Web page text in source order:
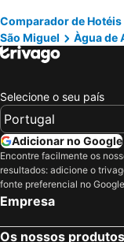
Hotel Do Colegio
Lena's Home
The Azoriani Boutique, Ascend
Octant Furnas
Grand Hotel A&ccedil;ores
Vinha d'Areia Beach
Hotel Talisman
Aparthotel Barracuda
Octant Ponta Delgada
ANC Experience
Comparador de Hotéis
São Miguel
Àgua de
Selecione o seu país
Adicionar no Google
Encontre facilmente os
resultados: adicione o
fonte preferencial no
Empresa
Os nossos produtos